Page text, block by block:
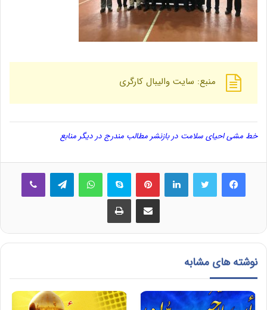
منبع: سایت والیبال کارگری
خط مشی احیای سلامت در بازنشر مطالب مندرج در دیگر منابع
فیس بوک لینکدین ‫پین‌ترست اسکایپ واتس آپ
اشتراک گذاری از طریق ایمیل چاپ
نوشته های مشابه